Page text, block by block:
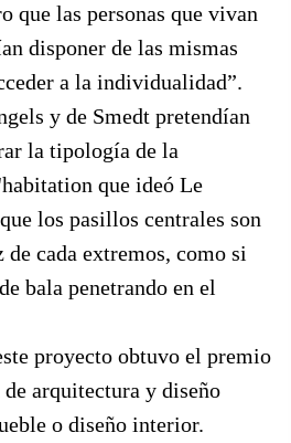
que las personas que vivan
disponer de las mismas
a la individualidad”.
y de Smedt pretendían
la tipología de la
que ideó Le
los pasillos centrales son
cada extremos, como si
bala penetrando en el
proyecto obtuvo el premio
arquitectura y diseño
o diseño interior.